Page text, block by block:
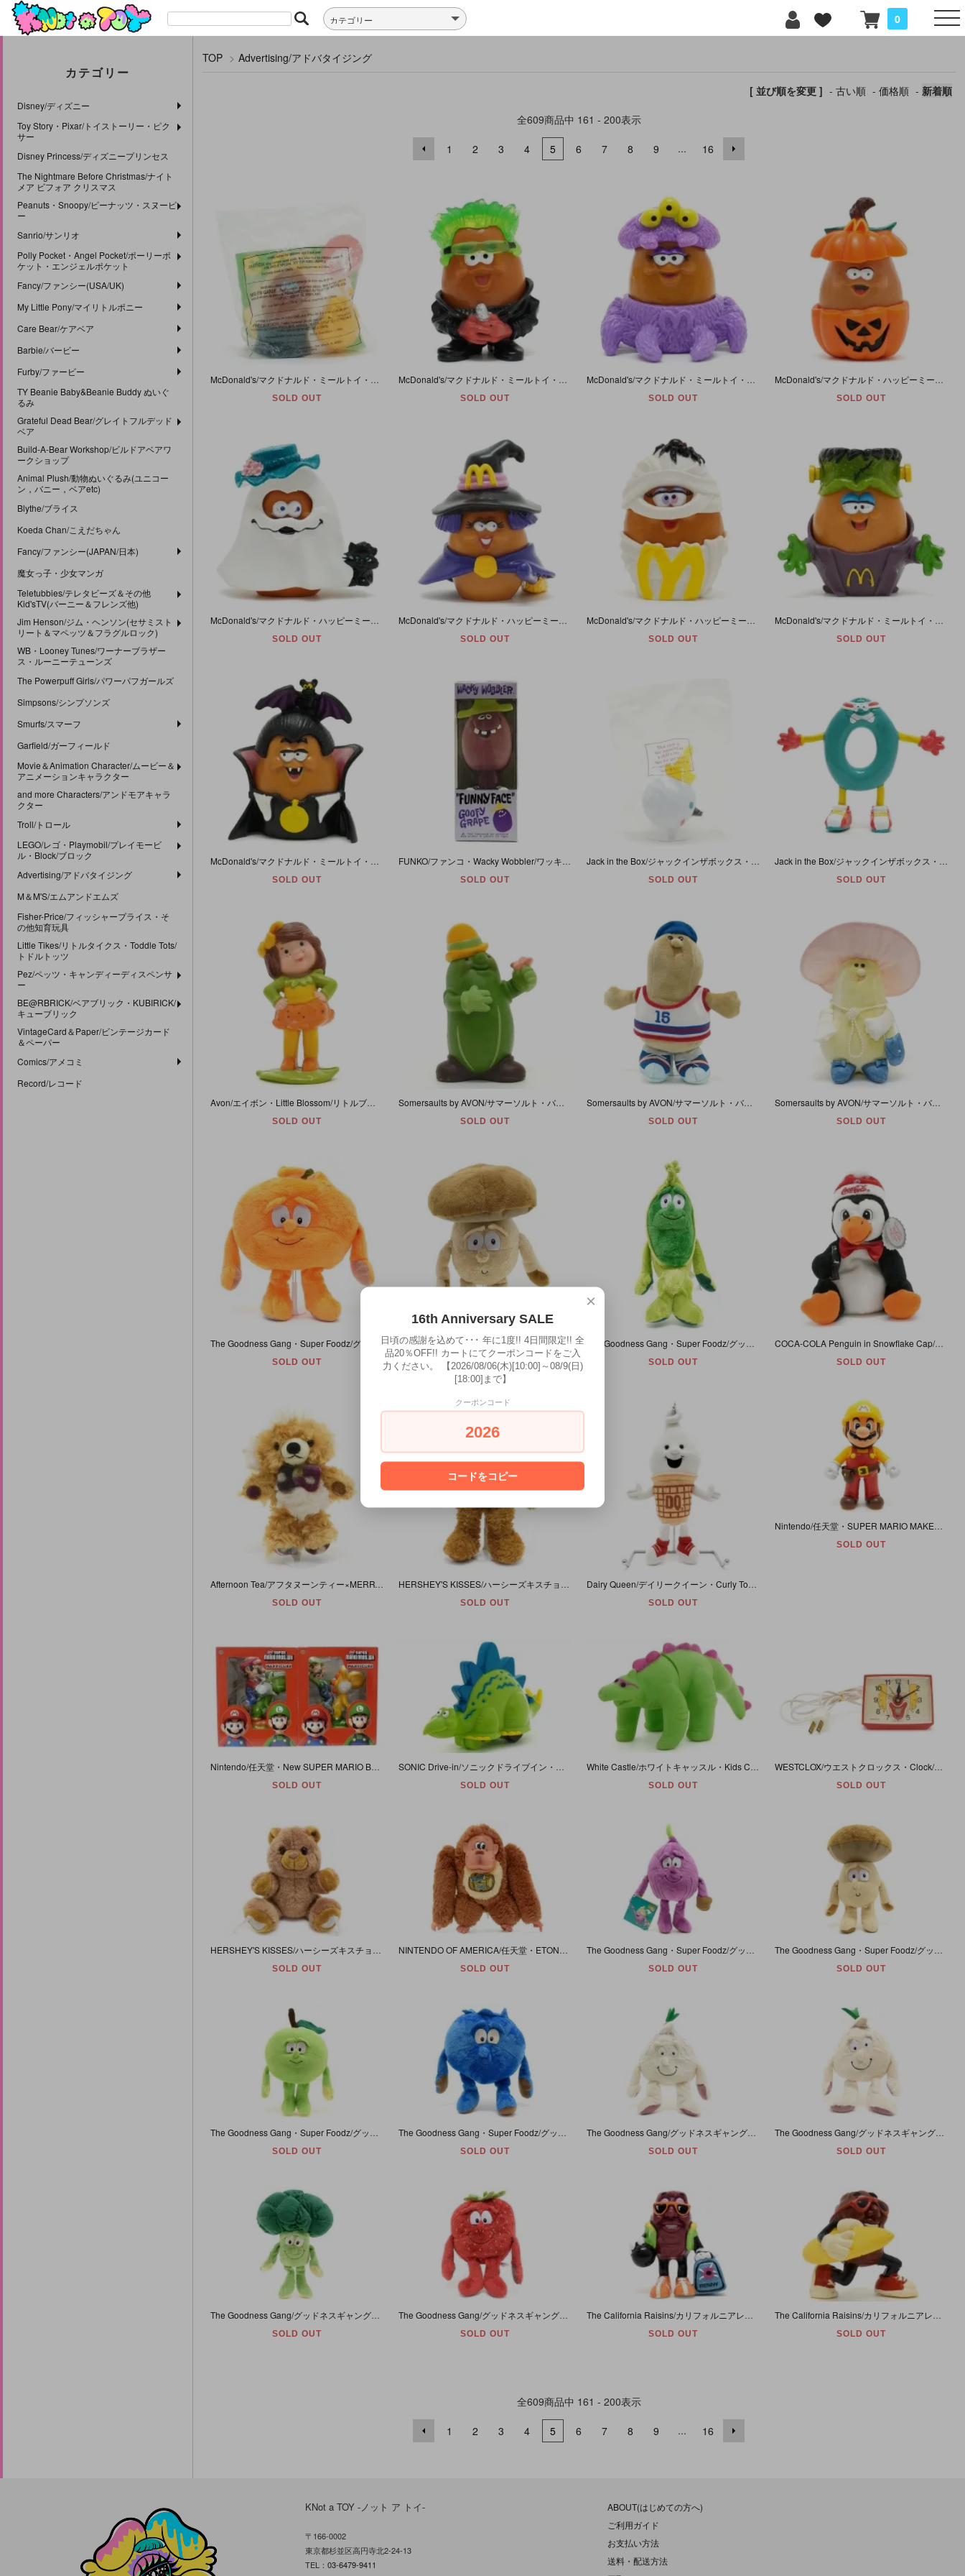
0
カテゴリー
Disney/ディズニー
Toy Story・Pixar/トイストーリー・ピク
サー
Disney Princess/ディズニープリンセス
The Nightmare Before Christmas/ナイト
メア ビフォア クリスマス
Peanuts・Snoopy/ピーナッツ・スヌーピ
ー
Sanrio/サンリオ
Polly Pocket・Angel Pocket/ポーリーポ
ケット・エンジェルポケット
Fancy/ファンシー(USA/UK)
My Little Pony/マイリトルポニー
Care Bear/ケアベア
Barbie/バービー
Furby/ファービー
TY Beanie Baby&Beanie Buddy ぬいぐ
るみ
Grateful Dead Bear/グレイトフルデッド
ベア
Build-A-Bear Workshop/ビルドアベアワ
ークショップ
Animal Plush/動物ぬいぐるみ(ユニコー
ン，バニー，ベアetc)
Blythe/ブライス
Koeda Chan/こえだちゃん
Fancy/ファンシー(JAPAN/日本)
魔女っ子・少女マンガ
Teletubbies/テレタビーズ＆その他
Kid'sTV(バーニー＆フレンズ他)
Jim Henson/ジム・ヘンソン(セサミスト
リート＆マペッツ＆フラグルロック)
WB・Looney Tunes/ワーナーブラザー
ス・ルーニーテューンズ
The Powerpuff Girls/パワーパフガールズ
Simpsons/シンプソンズ
Smurfs/スマーフ
Garfield/ガーフィールド
Movie＆Animation Character/ムービー＆
アニメーションキャラクター
and more Characters/アンドモアキャラ
クター
Troll/トロール
LEGO/レゴ・Playmobil/プレイモービ
ル・Block/ブロック
Advertising/アドバタイジング
M＆M'S/エムアンドエムズ
Fisher-Price/フィッシャープライス・そ
の他知育玩具
Little Tikes/リトルタイクス・Toddle Tots/
トドルトッツ
Pez/ペッツ・キャンディーディスペンサ
ー
BE@RBRICK/ベアブリック・KUBIRICK/
キューブリック
VintageCard＆Paper/ビンテージカード
＆ペーパー
Comics/アメコミ
Record/レコード
TOP > Advertising/アドバタイジング
[ 並び順を変更 ] - 古い順 - 価格順 - 新着順
全609商品中 161 - 200表示
1 2 3 4 5 6 7 8 9 ... 16
SOLD OUT SOLD OUT SOLD OUT SOLD OUT
SOLD OUT SOLD OUT SOLD OUT SOLD OUT
McDonald's/マクドナルド・ミールトイ・Mcnugget Buddies/マックナゲットバディーズ・Halloween/ハロウィン「McNUGGULA/マクナグッラ(ドラキュラ)」1992年
SOLD OUT
FUNKO/ファンコ・Wacky Wobbler/ワッキーワブラー・バブルヘッド/ボビングヘッド 「FANNY FACE/ファニーフェイス・GOOFY GRAPE/グーフィーグレープ」ヤケ有
SOLD OUT
Jack in the Box/ジャックインザボックス・Antenna Topper Ball/アンテナトッパーボール(Standard/スタンダード)・未開封
SOLD OUT
Jack in the Box/ジャックインザボックス・Bendable PVC Figure/ベンダブルPVCフィギュア 「Ollie O. Ring/オーリーオーリング」
SOLD OUT
Avon/エイボン・Little Blossom/リトルブロッサム・Mini Doll/ミニドール・PVCフィギュア 「Scamper Lilly/スキャンパーリリー」 書き込み＆塗装ハゲ有
SOLD OUT
Somersaults by AVON/サマーソルト・バイ・エイボン・PVCフィギュア 「Herby Derby/ハービーダービー (キューカンバー/きゅうり)」 1985年
SOLD OUT
Somersaults by AVON/サマーソルト・バイ・エイボン・Plush/プラッシュ/ぬいぐるみ 「Zappy/ザッピー (Peanut/ピーナツ)」 1985年・24cm
SOLD OUT
Somersaults by AVON/サマーソルト・バイ・エイボン・Plush/プラッシュ/ぬいぐるみ 「Miss Pear/ミス・ペア (洋梨)」 1985年・21cm
SOLD OUT
SOLD OUT
The Goodness Gang・Super Foodz/グッドネスギャング・スーパーフーズ・Plush/ぬいぐるみ 「Mike Mushroom/マイク・マッシュルーム(キノコ)」 タグカット
SOLD OUT SOLD OUT
COCA-COLA Penguin in Snowflake Cap/コカ・コーラペンギン・イン・スノーフレークキャップ・Bean Bag Plush/ビーンバッグプラッシュ/ぬいぐるみ・1997年
SOLD OUT
Afternoon Tea/アフタヌーンティー×MERRYTHOUGHT/メリーソート・Bear/ベア/クマ/テディベア・Plush/プラッシュ/ぬいぐるみ・Ocher/オーカー/黄土色・16cm
SOLD OUT SOLD OUT SOLD OUT
SOLD OUT
Nintendo/任天堂・New SUPER MARIO BROS. Wii MAX FIGURE/ニュースーパーマリオブラザーズウィーマックスフィギュア・アミューズメント景品・マリオ＆ルイージセット
SOLD OUT SOLD OUT SOLD OUT
WESTCLOX/ウエストクロックス・Clock/クロック・目覚まし機能付き置き時計(コンセント式・120VAC 60Hz 2.5w) 「CLOWN FACE/クラウンフェイス (ピエロ)」 米国製
SOLD OUT
SOLD OUT SOLD OUT SOLD OUT SOLD OUT
SOLD OUT SOLD OUT
The Goodness Gang/グッドネスギャング・ぬいぐるみ 「Greg Garlic/グレッグ・ガーリック (にんにく)」 目にダメージ有・約25cm(芽除く)
SOLD OUT
The Goodness Gang/グッドネスギャング・ぬいぐるみ 「Greg Garlic/グレッグ・ガーリック (にんにく)」 目にスレ有・約25cm(芽除く)
SOLD OUT
The Goodness Gang/グッドネスギャング・ぬいぐるみ 「Brian Broccoli/ブライアン・ブロッコリー」 目にダメージ有・約31cm
SOLD OUT
The Goodness Gang/グッドネスギャング・ぬいぐるみ 「Stacey Strawberry/ステイシー・ストロベリー (イチゴ)」 目にしなり跡・約25cm
SOLD OUT SOLD OUT SOLD OUT
全609商品中 161 - 200表示
1 2 3 4 5 6 7 8 9 ... 16
KNot a TOY -ノット ア トイ-
〒166-0002
東京都杉並区高円寺北2-24-13
TEL：03-6479-9411
ABOUT(はじめての方へ)
ご利用ガイド
お支払い方法
送料・配送方法
×
16th Anniversary SALE
日頃の感謝を込めて･･･ 年に1度!! 4日間限定!! 全
品20％OFF!! カートにてクーポンコードをご入
力ください。 【2026/08/06(木)[10:00]～08/9(日)
[18:00]まで】
クーポンコード
2026
コードをコピー